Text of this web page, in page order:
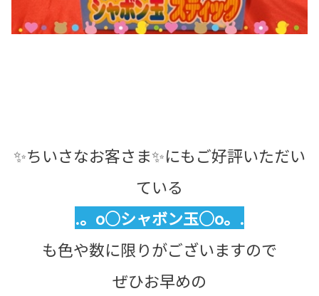
✨ちいさなお客さま✨にもご好評いただい
ている
.。o○シャボン玉○o。.
も色や数に限りがございますので
ぜひお早めの